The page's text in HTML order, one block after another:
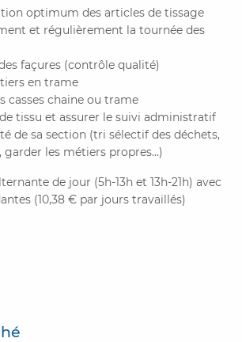
optimum des articles de tissage
et régulièrement la tournée des
façures (contrôle qualité)
en trame
casses chaine ou trame
tissu et assurer le suivi administratif
de sa section (tri sélectif des déchets,
garder les métiers propres…)
de jour (5h-13h et 13h-21h) avec
(10,38 € par jours travaillés)